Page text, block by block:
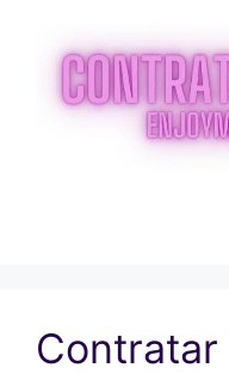
contenido
Contratar